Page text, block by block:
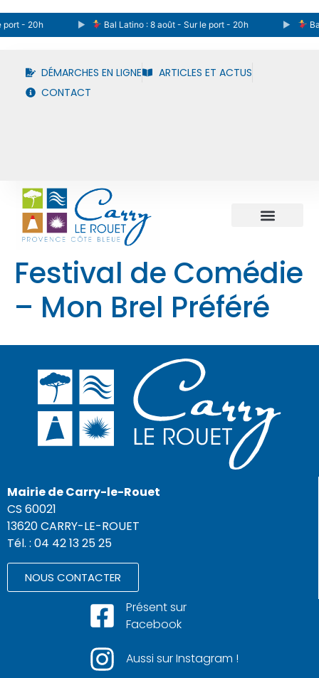
- 20h Bal Latino : 8 août - Sur le port - 20h Bal
DÉMARCHES EN LIGNE
ARTICLES ET ACTUS
CONTACT
Festival de Comédie
– Mon Brel Préféré
Mairie de Carry-le-Rouet
CS 60021
13620 CARRY-LE-ROUET
Tél. : 04 42 13 25 25
NOUS CONTACTER
Présent sur
Facebook
Aussi sur Instagram !